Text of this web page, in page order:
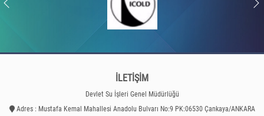
İLETİŞİM
Devlet Su İşleri Genel Müdürlüğü
Adres : Mustafa Kemal Mahallesi Anadolu Bulvarı No:9 PK:06530 Çankaya/ANKARA